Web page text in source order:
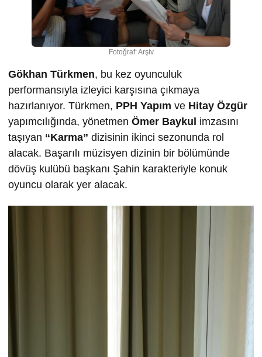
Fotoğraf: Arşiv
Gökhan Türkmen, bu kez oyunculuk
performansıyla izleyici karşısına çıkmaya
hazırlanıyor. Türkmen, PPH Yapım ve Hitay Özgür
yapımcılığında, yönetmen Ömer Baykul imzasını
taşıyan “Karma” dizisinin ikinci sezonunda rol
alacak. Başarılı müzisyen dizinin bir bölümünde
dövüş kulübü başkanı Şahin karakteriyle konuk
oyuncu olarak yer alacak.